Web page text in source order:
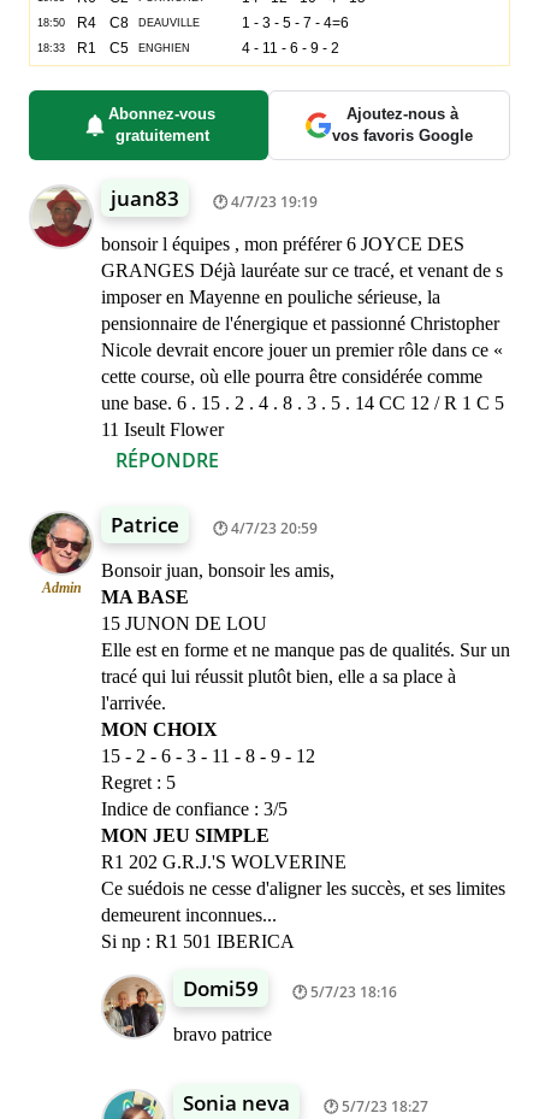
Abonnez-vous
gratuitement
Ajoutez-nous à
vos favoris Google
juan83 4/7/23 19:19
bonsoir l équipes , mon préférer 6 JOYCE DES
GRANGES Déjà lauréate sur ce tracé, et venant de s
imposer en Mayenne en pouliche sérieuse, la
pensionnaire de l'énergique et passionné Christopher
Nicole devrait encore jouer un premier rôle dans ce «
cette course, où elle pourra être considérée comme
une base. 6 . 15 . 2 . 4 . 8 . 3 . 5 . 14 CC 12 / R 1 C 5
11 Iseult Flower
RÉPONDRE
Admin
Patrice 4/7/23 20:59
Bonsoir juan, bonsoir les amis,
MA BASE
15 JUNON DE LOU
Elle est en forme et ne manque pas de qualités. Sur un
tracé qui lui réussit plutôt bien, elle a sa place à
l'arrivée.
MON CHOIX
15 - 2 - 6 - 3 - 11 - 8 - 9 - 12
Regret : 5
Indice de confiance : 3/5
MON JEU SIMPLE
R1 202 G.R.J.'S WOLVERINE
Ce suédois ne cesse d'aligner les succès, et ses limites
demeurent inconnues...
Si np : R1 501 IBERICA
Domi59 5/7/23 18:16
bravo patrice
Sonia neva 5/7/23 18:27